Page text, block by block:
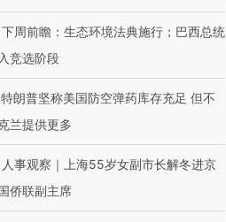
下周前瞻：生态环境法典施行；巴西总统
竞选阶段
特朗普坚称美国防空弹药库存充足 但不
兰提供更多
人事观察｜上海55岁女副市长解冬进京
侨联副主席